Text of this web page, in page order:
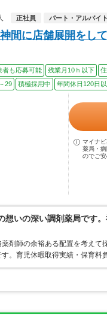
正社員 パート・アルバイト
に店舗展開をし
者も応募可能 残業月10ｈ以下
29
積極採用中 年間休日120日
マイナ
薬局・
のでご安
想いの深い調剤薬局です
剤師の余裕ある配置を考え
。育児休暇取得実績・保育